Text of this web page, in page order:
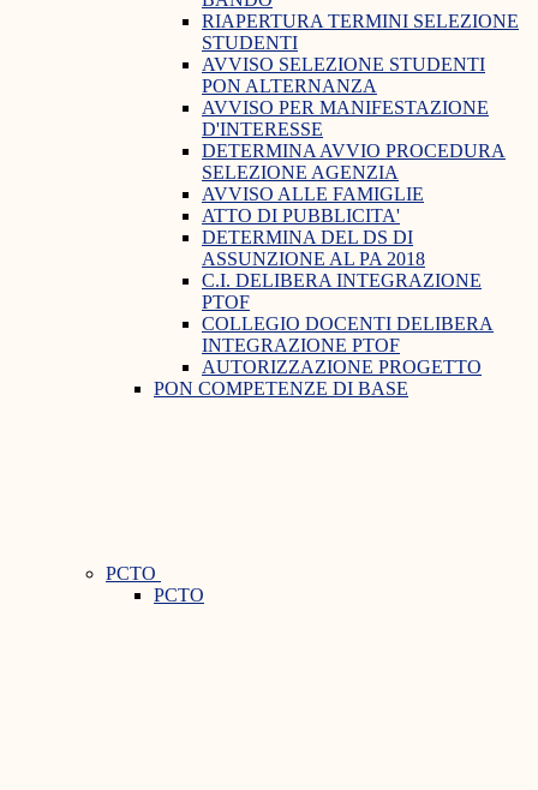
RIAPERTURA TERMINI SELEZIONE
STUDENTI
AVVISO SELEZIONE STUDENTI
PON ALTERNANZA
AVVISO PER MANIFESTAZIONE
D'INTERESSE
DETERMINA AVVIO PROCEDURA
SELEZIONE AGENZIA
AVVISO ALLE FAMIGLIE
ATTO DI PUBBLICITA'
DETERMINA DEL DS DI
ASSUNZIONE AL PA 2018
C.I. DELIBERA INTEGRAZIONE
PTOF
COLLEGIO DOCENTI DELIBERA
INTEGRAZIONE PTOF
AUTORIZZAZIONE PROGETTO
PON COMPETENZE DI BASE
PCTO
PCTO